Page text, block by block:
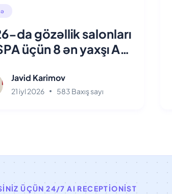
da gözəllik salonları
üçün 8 ən yaxşı AI
Javid Karimov
21 iyl 2026 583 Baxış sayı
ÜÇÜN 24/7 AI RECEPTIONIST